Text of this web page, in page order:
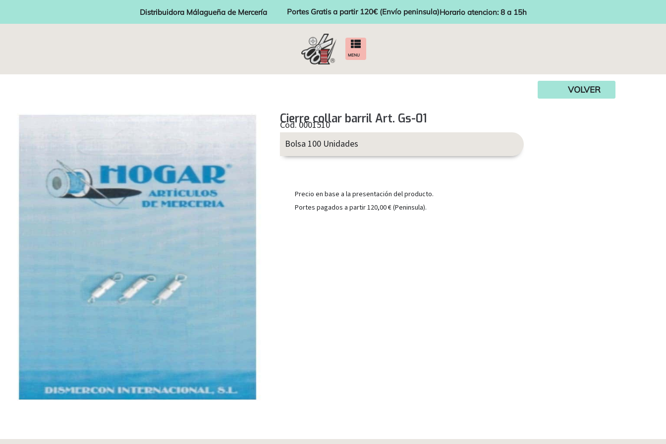
Distribuidora Málagueña de Mercería Portes Gratis a partir 120€ (Envío peninsula)Horario atencion: 8 a 15h
MENU
VOLVER
Cierre collar barril Art. Gs-01
Cod. 0001510
Bolsa 100 Unidades
Precio en base a la presentación del producto.
Portes pagados a partir 120,00 € (Peninsula).